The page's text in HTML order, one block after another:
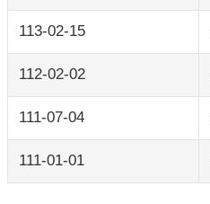
113-02-15
112-02-02
111-07-04
111-01-01